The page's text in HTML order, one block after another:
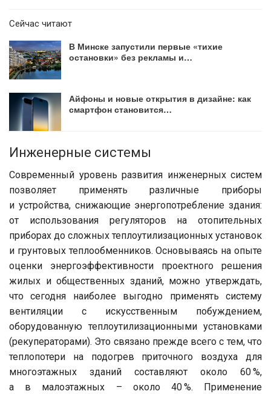
Сейчас читают
В Минске запустили первые «тихие
остановки» без рекламы и…
Айфоны и новые открытия в дизайне: как
смартфон становится…
Инженерные системы
Современный уровень развития инженерных систем
позволяет применять различные приборы
и устройства, снижающие энергопотребление здания:
от использования регуляторов на отопительных
приборах до сложных теплоутилизационных установок
и грунтовых теплообменников. Основываясь на опыте
оценки энергоэффективности проектного решения
жилых и общественных зданий, можно утверждать,
что сегодня наиболее выгодно применять систему
вентиляции с искусственным побуждением,
оборудованную теплоутилизационными установками
(рекуператорами). Это связано прежде всего с тем, что
теплопотери на подогрев приточного воздуха для
многоэтажных зданий составляют около 60 %,
а в малоэтажных – около 40 %. Применение